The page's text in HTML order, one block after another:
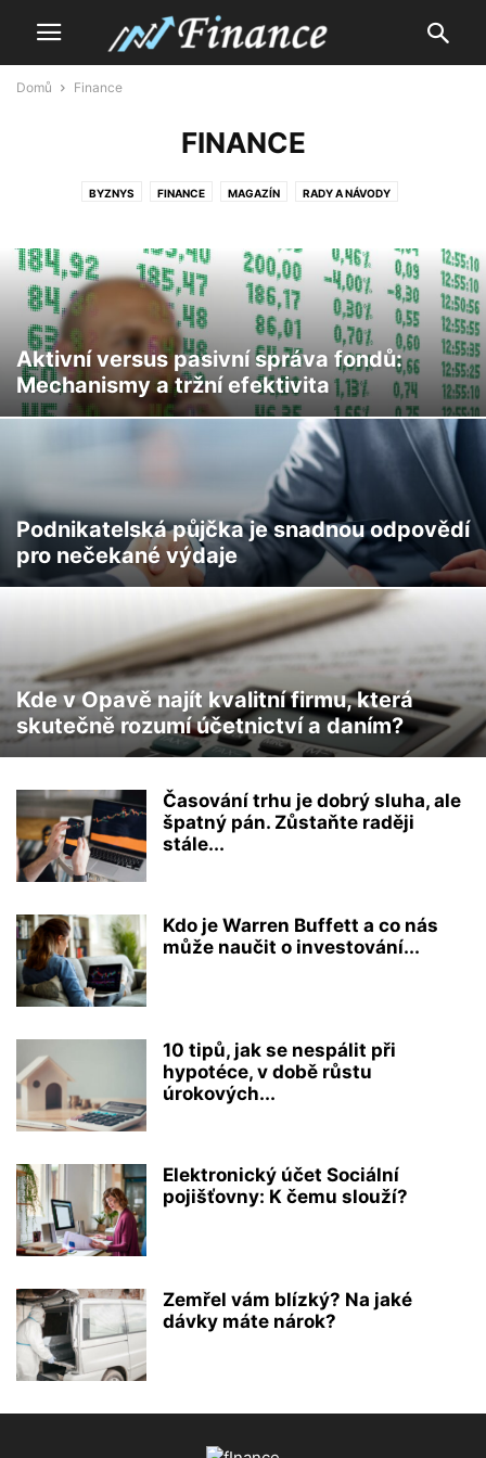
Domů Finance
FINANCE
BYZNYS FINANCE MAGAZÍN RADY A NÁVODY
Aktivní versus pasivní správa fondů:
Mechanismy a tržní efektivita
Podnikatelská půjčka je snadnou odpovědí
pro nečekané výdaje
Kde v Opavě najít kvalitní firmu, která
skutečně rozumí účetnictví a daním?
Časování trhu je dobrý sluha, ale
špatný pán. Zůstaňte raději
stále...
Kdo je Warren Buffett a co nás
může naučit o investování...
10 tipů, jak se nespálit při
hypotéce, v době růstu
úrokových...
Elektronický účet Sociální
pojišťovny: K čemu slouží?
Zemřel vám blízký? Na jaké
dávky máte nárok?